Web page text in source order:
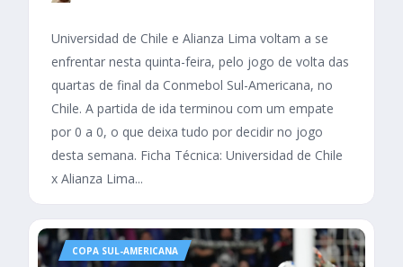
Universidad de Chile e Alianza Lima voltam a se
enfrentar nesta quinta-feira, pelo jogo de volta das
quartas de final da Conmebol Sul-Americana, no
Chile. A partida de ida terminou com um empate
por 0 a 0, o que deixa tudo por decidir no jogo
desta semana. Ficha Técnica: Universidad de Chile
x Alianza Lima...
COPA SUL-AMERICANA